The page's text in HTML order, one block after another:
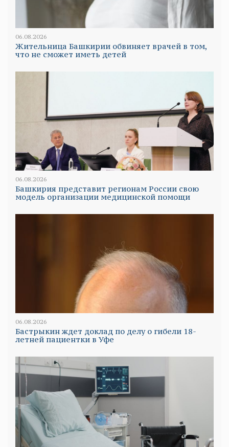
06.08.2026
Жительница Башкирии обвиняет врачей в том,
что не сможет иметь детей
06.08.2026
Башкирия представит регионам России свою
модель организации медицинской помощи
06.08.2026
Бастрыкин ждет доклад по делу о гибели 18-
летней пациентки в Уфе